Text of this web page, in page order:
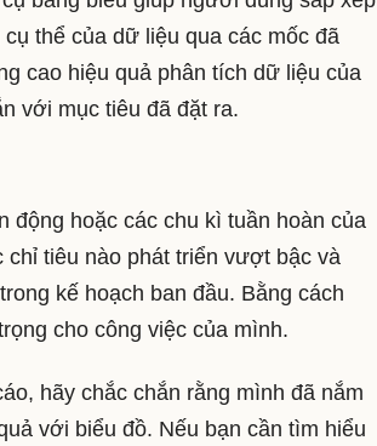
thể của dữ liệu qua các mốc đã
cao hiệu quả phân tích dữ liệu của
với mục tiêu đã đặt ra.
động hoặc các chu kì tuần hoàn của
tiêu nào phát triển vượt bậc và
kế hoạch ban đầu. Bằng cách
cho công việc của mình.
hãy chắc chắn rằng mình đã nắm
với biểu đồ. Nếu bạn cần tìm hiểu